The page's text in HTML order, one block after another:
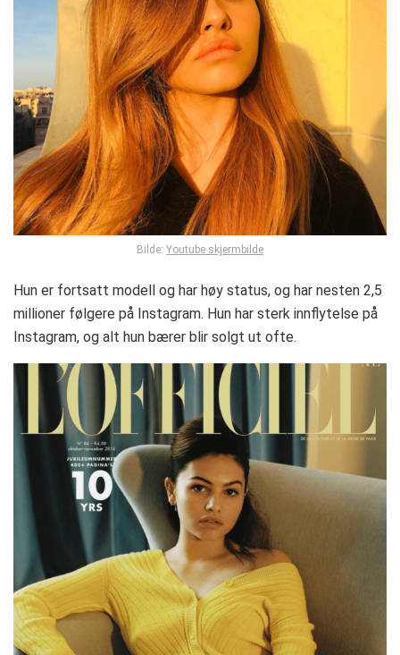
Bilde: Youtube skjermbilde
Hun er fortsatt modell og har høy status, og har nesten 2,5
millioner følgere på Instagram. Hun har sterk innflytelse på
Instagram, og alt hun bærer blir solgt ut ofte.